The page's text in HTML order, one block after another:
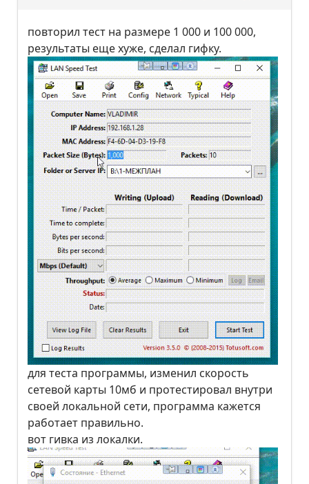
повторил тест на размере 1 000 и 100 000,
результаты еще хуже, сделал гифку.
для теста программы, изменил скорость
сетевой карты 10мб и протестировал внутри
своей локальной сети, программа кажется
работает правильно.
вот гивка из локалки.